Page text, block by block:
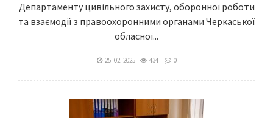
Департаменту цивільного захисту, оборонної роботи
та взаємодії з правоохоронними органами Черкаської
обласної...
25. 02. 2025 434 0